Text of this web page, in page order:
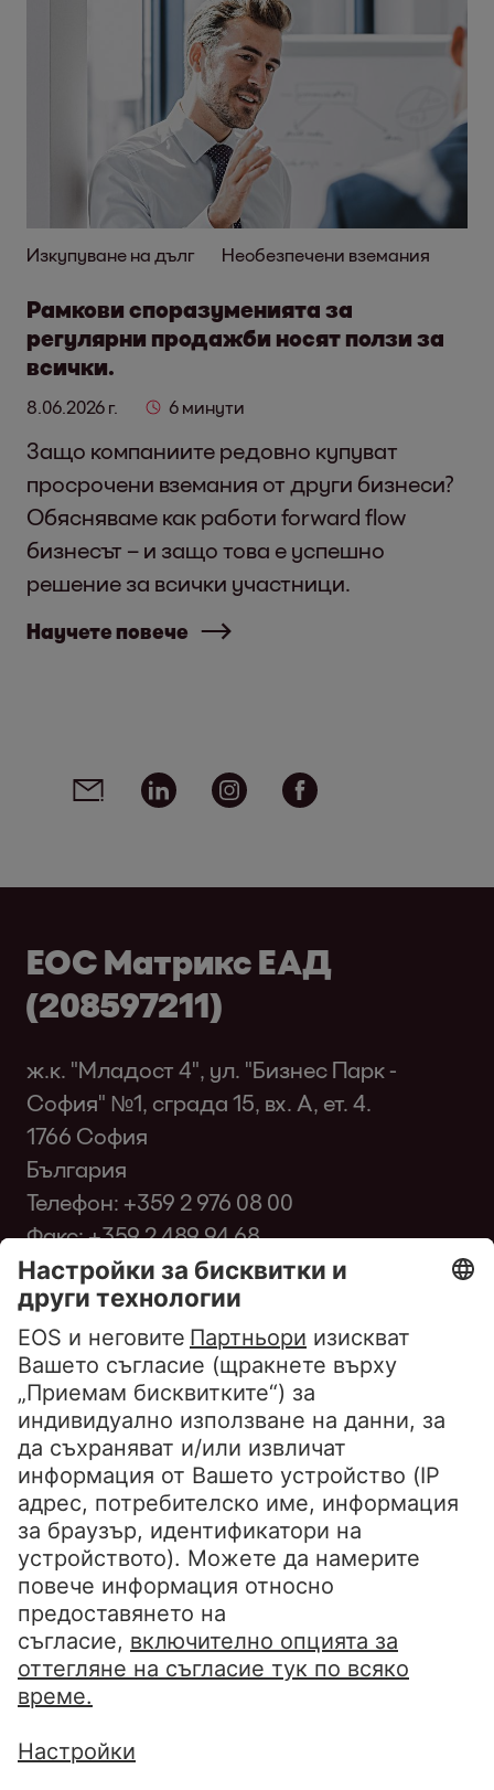
Изкупуване на дълг Необезпечени вземания
Рамкови споразуменията за
регулярни продажби носят ползи за
всички.
8.06.2026 г. 6 минути
Защо компаниите редовно купуват
просрочени вземания от други бизнеси?
Обясняваме как работи forward flow
бизнесът – и защо това е успешно
решение за всички участници.
Научете повече
Social media links - share article
Email Linkedin Instagram
ЕОС Матрикс ЕАД
(208597211)
ж.к. "Младост 4", ул. "Бизнес Парк -
София" №1, сграда 15, вх. A, ет. 4.
1766 София
България
Телефон: +359 2 976 08 00
Факс: +359 2 489 94 68
infobg@eos-matrix.bg
FAQ
Уведомление за поверителност